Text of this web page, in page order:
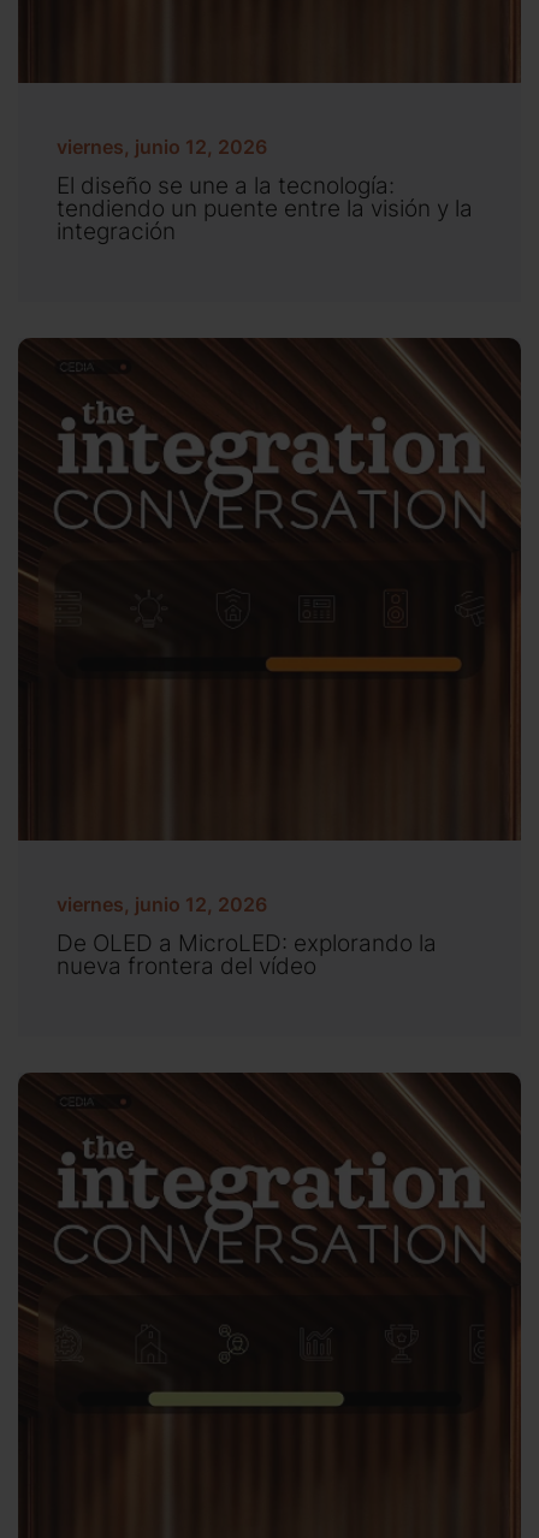
viernes, junio 12, 2026
El diseño se une a la tecnología:
tendiendo un puente entre la visión y la
integración
viernes, junio 12, 2026
De OLED a MicroLED: explorando la
nueva frontera del vídeo